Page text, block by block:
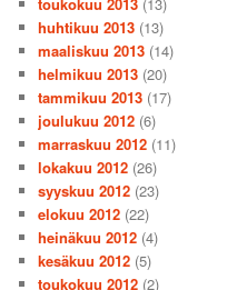
huhtikuu 2013 (13)
maaliskuu 2013 (14)
helmikuu 2013 (20)
tammikuu 2013 (17)
joulukuu 2012 (6)
marraskuu 2012 (11)
lokakuu 2012 (26)
syyskuu 2012 (23)
elokuu 2012 (22)
heinäkuu 2012 (4)
kesäkuu 2012 (5)
toukokuu 2012 (2)